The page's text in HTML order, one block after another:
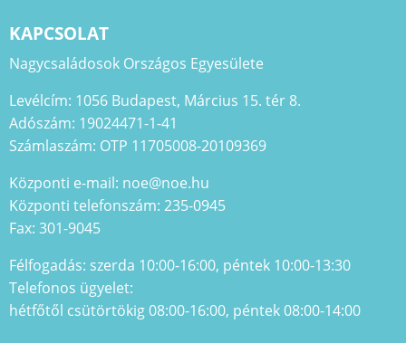
KAPCSOLAT
Nagycsaládosok Országos Egyesülete
Levélcím: 1056 Budapest, Március 15. tér 8.
Adószám: 19024471-1-41
Számlaszám: OTP 11705008-20109369
Központi e-mail: noe@noe.hu
Központi telefonszám: 235-0945
Fax: 301-9045
Félfogadás: szerda 10:00-16:00, péntek 10:00-13:30
Telefonos ügyelet:
hétfőtől csütörtökig 08:00-16:00, péntek 08:00-14:00